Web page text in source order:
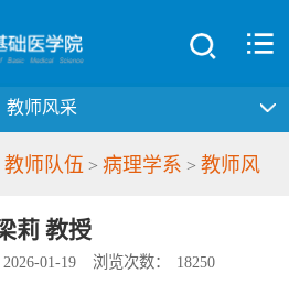
教师风采
教师队伍 > 病理学系 > 教师风
莉 教授
01-19 浏览次数： 18250